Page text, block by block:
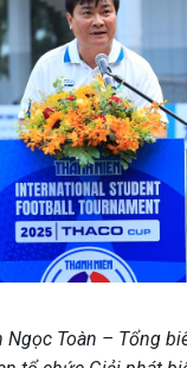
Ngọc Toàn – Tổng